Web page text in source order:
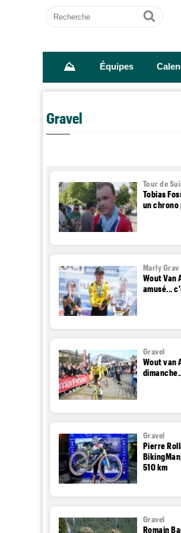
Recherche
Ok
⛰ Équipes
Gravel
Tour de
Tobias
un
Marly Grav
Wout Van
amusé...
Gravel
Wout van
Gravel
Pierre
510 km
Gravel
Romain